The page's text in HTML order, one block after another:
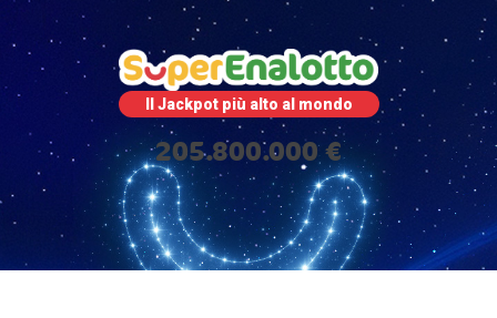
Il Jackpot più alto al mondo
205.800.000 €